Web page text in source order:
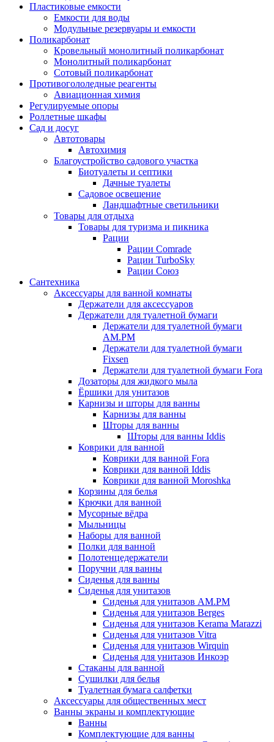
Пластиковые емкости
Емкости для воды
Модульные резервуары и емкости
Поликарбонат
Кровельный монолитный поликарбонат
Монолитный поликарбонат
Сотовый поликарбонат
Противогололедные реагенты
Авиационная химия
Регулируемые опоры
Роллетные шкафы
Сад и досуг
Автотовары
Автохимия
Благоустройство садового участка
Биотуалеты и септики
Дачные туалеты
Садовое освещение
Ландшафтные светильники
Товары для отдыха
Товары для туризма и пикника
Рации
Рации Comrade
Рации TurboSky
Рации Союз
Сантехника
Аксессуары для ванной комнаты
Держатели для аксессуаров
Держатели для туалетной бумаги
Держатели для туалетной бумаги
AM.PM
Держатели для туалетной бумаги
Fixsen
Держатели для туалетной бумаги Fora
Дозаторы для жидкого мыла
Ёршики для унитазов
Карнизы и шторы для ванны
Карнизы для ванны
Шторы для ванны
Шторы для ванны Iddis
Коврики для ванной
Коврики для ванной Fora
Коврики для ванной Iddis
Коврики для ванной Moroshka
Корзины для белья
Крючки для ванной
Мусорные вёдра
Мыльницы
Наборы для ванной
Полки для ванной
Полотенцедержатели
Поручни для ванны
Сиденья для ванны
Сиденья для унитазов
Сиденья для унитазов AM.PM
Сиденья для унитазов Berges
Сиденья для унитазов Kerama Marazzi
Сиденья для унитазов Vitra
Сиденья для унитазов Wirquin
Сиденья для унитазов Инкоэр
Стаканы для ванной
Сушилки для белья
Туалетная бумага салфетки
Аксессуары для общественных мест
Ванны экраны и комплектующие
Ванны
Комплектующие для ванны